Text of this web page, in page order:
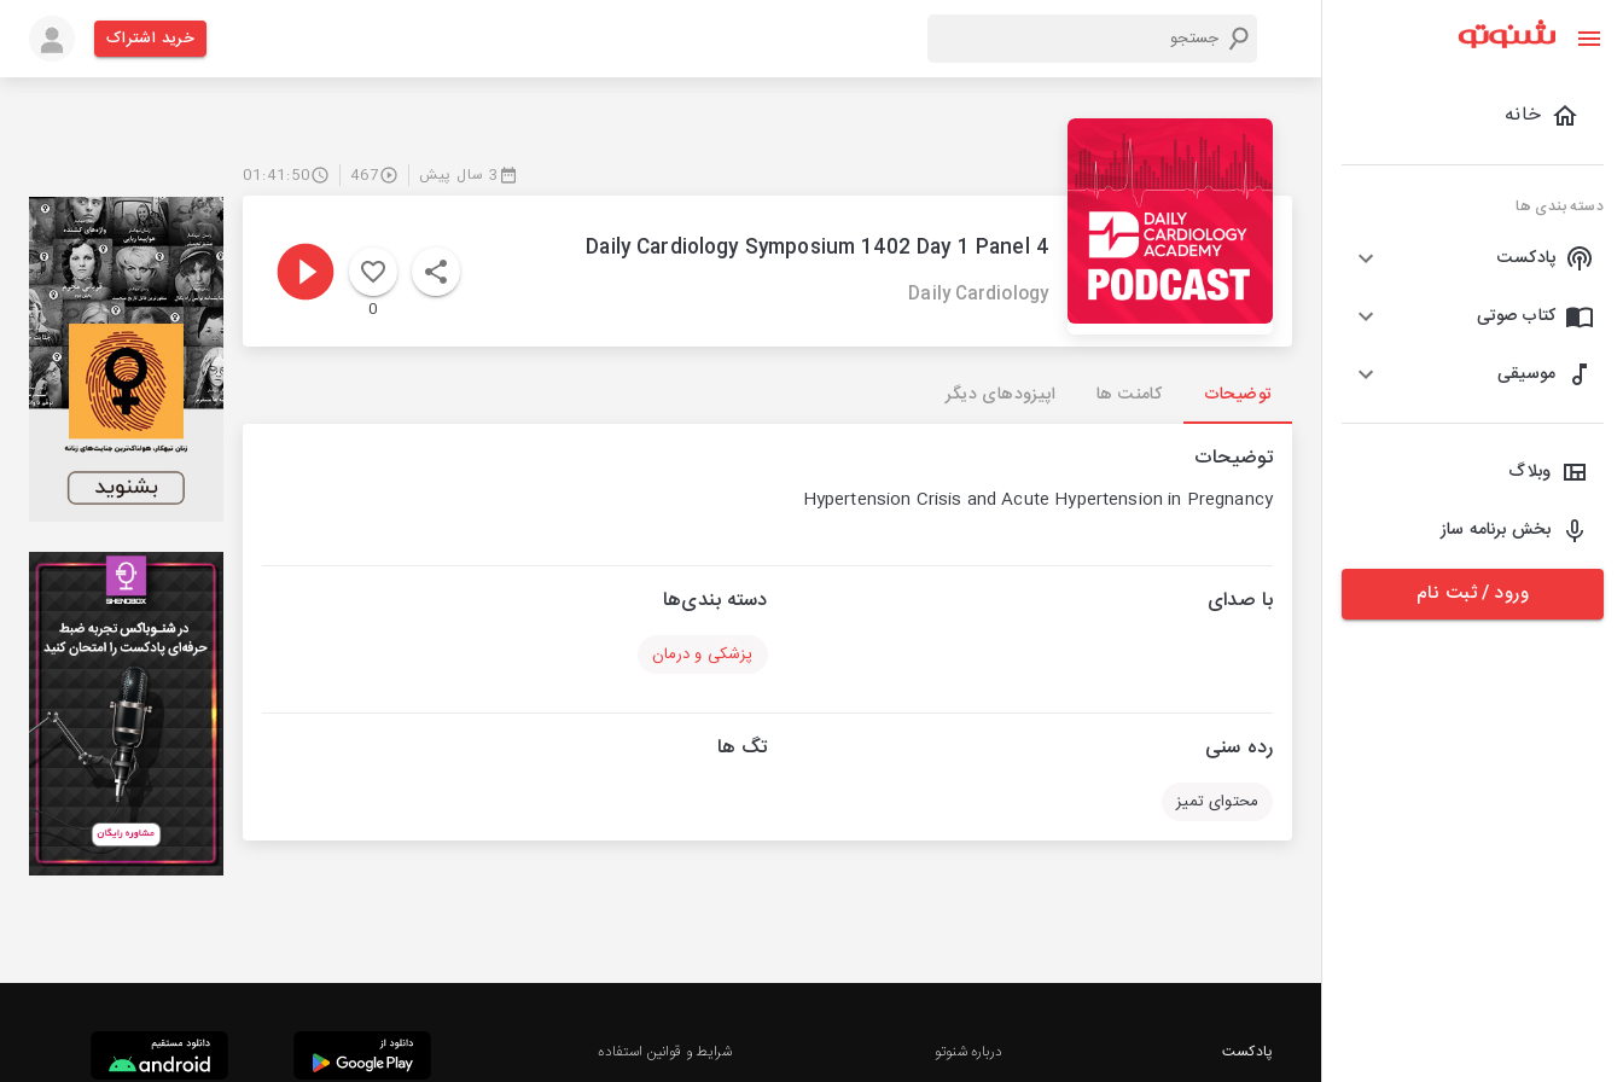
خانه
دسته بندی ها
پادکست
کتاب صوتی
موسیقی
وبلاگ
بخش برنامه ساز
ورود / ثبت نام
خرید اشتراک
3 سال پیش 467
01:41:50
Daily Cardiology Symposium 1402 Day 1 Panel 4
Daily Cardiology
0
توضیحات کامنت ها اپیزودهای دیگر
توضیحات
Hypertension Crisis and Acute Hypertension in Pregnancy
با صدای دسته بندی‌ها
پزشکی و درمان
رده سنی
محتوای تمیز
تگ ها
پادکست
درباره شنوتو
شرایط و قوانین استفاده